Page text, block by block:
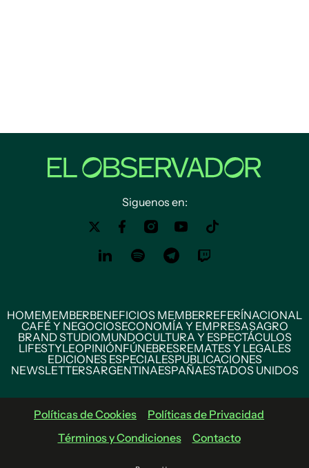
Siguenos en:
HOMEMEMBERBENEFICIOS MEMBERREFERÍNACIONAL
CAFÉ Y NEGOCIOSECONOMÍA Y EMPRESASAGRO
BRAND STUDIOMUNDOCULTURA Y ESPECTÁCULOS
LIFESTYLEOPINIÓNFÚNEBRESREMATES Y LEGALES
EDICIONES ESPECIALESPUBLICACIONES
NEWSLETTERSARGENTINAESPAÑAESTADOS UNIDOS
Políticas de Cookies
Políticas de Privacidad
Términos y Condiciones
Contacto